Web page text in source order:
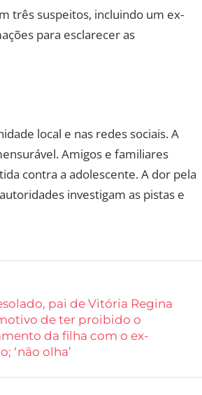
três suspeitos, incluindo um ex-
para esclarecer as
local e nas redes sociais. A
Amigos e familiares
contra a adolescente. A dor pela
investigam as pistas e
pai de Vitória Regina
de ter proibido o
da filha com o ex-
‘não olha’